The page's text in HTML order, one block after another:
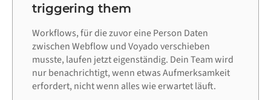
triggering them
Workflows, für die zuvor eine Person Daten
zwischen Webflow und Voyado verschieben
musste, laufen jetzt eigenständig. Dein Team wird
nur benachrichtigt, wenn etwas Aufmerksamkeit
erfordert, nicht wenn alles wie erwartet läuft.